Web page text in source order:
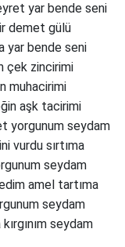
yar bende seni
demet gülü
yar bende seni
çek zincirimi
muhacirimi
aşk tacirimi
yorgunum seydam
vurdu sırtıma
seydam
amel tartıma
seydam
seydam